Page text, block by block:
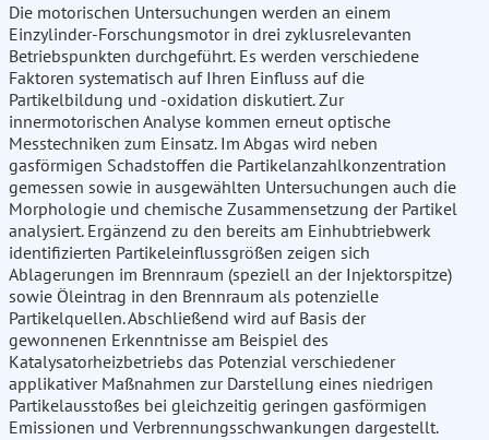
Die motorischen Untersuchungen werden an einem
Einzylinder-Forschungsmotor in drei zyklusrelevanten
Betriebspunkten durchgeführt. Es werden verschiedene
Faktoren systematisch auf Ihren Einfluss auf die
Partikelbildung und -oxidation diskutiert. Zur
innermotorischen Analyse kommen erneut optische
Messtechniken zum Einsatz. Im Abgas wird neben
gasförmigen Schadstoffen die Partikelanzahlkonzentration
gemessen sowie in ausgewählten Untersuchungen auch die
Morphologie und chemische Zusammensetzung der Partikel
analysiert. Ergänzend zu den bereits am Einhubtriebwerk
identifizierten Partikeleinflussgrößen zeigen sich
Ablagerungen im Brennraum (speziell an der Injektorspitze)
sowie Öleintrag in den Brennraum als potenzielle
Partikelquellen. Abschließend wird auf Basis der
gewonnenen Erkenntnisse am Beispiel des
Katalysatorheizbetriebs das Potenzial verschiedener
applikativer Maßnahmen zur Darstellung eines niedrigen
Partikelausstoßes bei gleichzeitig geringen gasförmigen
Emissionen und Verbrennungsschwankungen dargestellt.